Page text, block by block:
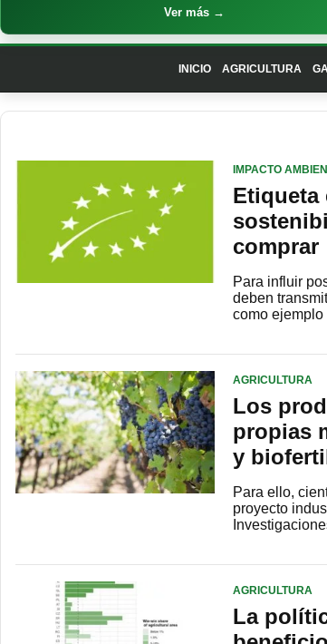
Ver más →
INICIO AGRICULTURA
IMPACTO
Etiqueta
comprar
Para influir
deben
como
AGRICULTURA
Los
propias
y
Para ello,
proyecto
AGRICULTURA
La